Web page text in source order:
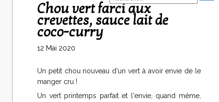
Chou vert farci aux
crevettes, sauce lait de
coco-curry
12 Mai 2020
Un petit chou nouveau d'un vert à avoir envie de le
manger cru !
Un vert printemps parfait et l'envie, quand même,